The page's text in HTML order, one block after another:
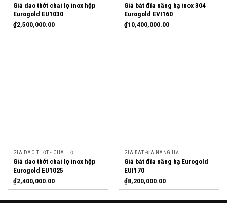
Giá dao thớt chai lọ inox hộp
Eurogold EU1030
₫2,500,000.00
Giá bát đĩa nâng hạ inox 304
Eurogold EVI160
₫10,400,000.00
GIÁ DAO THỚT - CHAI LỌ
Giá dao thớt chai lọ inox hộp
Eurogold EU1025
₫2,400,000.00
GIÁ BÁT ĐĨA NÂNG HẠ
Giá bát đĩa nâng hạ Eurogold
EUI170
₫8,200,000.00